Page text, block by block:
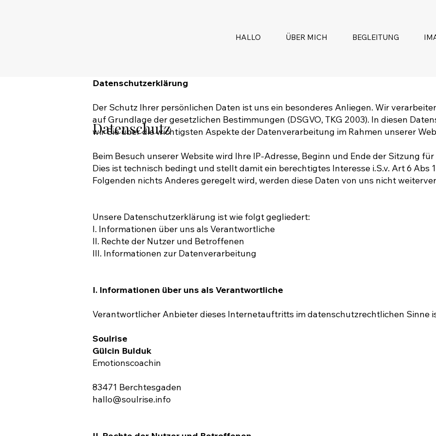
HALLO ÜBER MICH BEGLEITUNG
Datenschutz
Datenschutzerklärung
Der Schutz Ihrer persönlichen Daten ist uns ein besonderes Anliegen. Wir
auf Grundlage der gesetzlichen Bestimmungen (DSGVO, TKG 2003). In diesen
wir Sie über die wichtigsten Aspekte der Datenverarbeitung im Rahmen unserer
Beim Besuch unserer Website wird Ihre IP-Adresse, Beginn und Ende der Sitzung
Dies ist technisch bedingt und stellt damit ein berechtigtes Interesse i.S.v. Art 6 Abs
Folgenden nichts Anderes geregelt wird, werden diese Daten von uns nicht
Unsere Datenschutzerklärung ist wie folgt gegliedert:
I. Informationen über uns als Verantwortliche
II. Rechte der Nutzer und Betroffenen
III. Informationen zur Datenverarbeitung
I. Informationen über uns als Verantwortliche
Verantwortlicher Anbieter dieses Internetauftritts im datenschutzrechtlichen Sinne
Soulrise
Gülcin Bulduk
Emotionscoachin
83471 Berchtesgaden
hallo@soulrise.info